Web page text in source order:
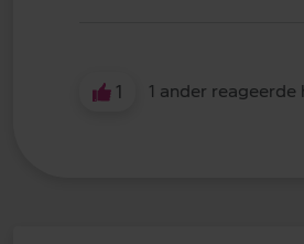
1 1 ander reageerde